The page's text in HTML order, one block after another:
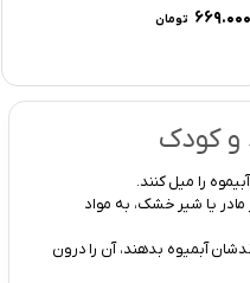
۶۶۹.۰۰۰ تومان
و کودک
مادر یا شیر خشک، به مواد
آبمیوه بدهند، آن را درون